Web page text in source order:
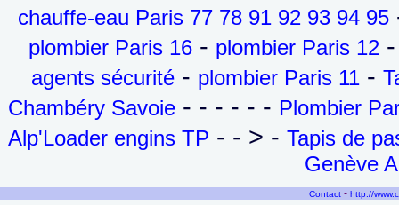
chauffe-eau Paris 77 78 91 92 93 94 95
plombier Paris 16 - plombier Paris 12
agents sécurité - plombier Paris 11 -
Chambéry Savoie - - - - - - Plombier
Alp'Loader engins TP - - > - Tapis de
Genève
Contact - http://